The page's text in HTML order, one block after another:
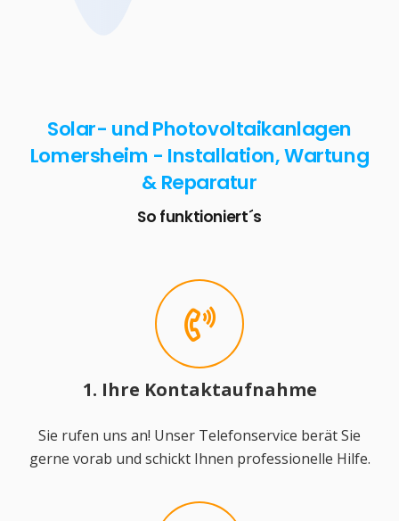
Solar- und Photovoltaikanlagen
Lomersheim - Installation, Wartung
& Reparatur
So funktioniert´s
1. Ihre Kontaktaufnahme
Sie rufen uns an! Unser Telefonservice berät Sie
gerne vorab und schickt Ihnen professionelle Hilfe.